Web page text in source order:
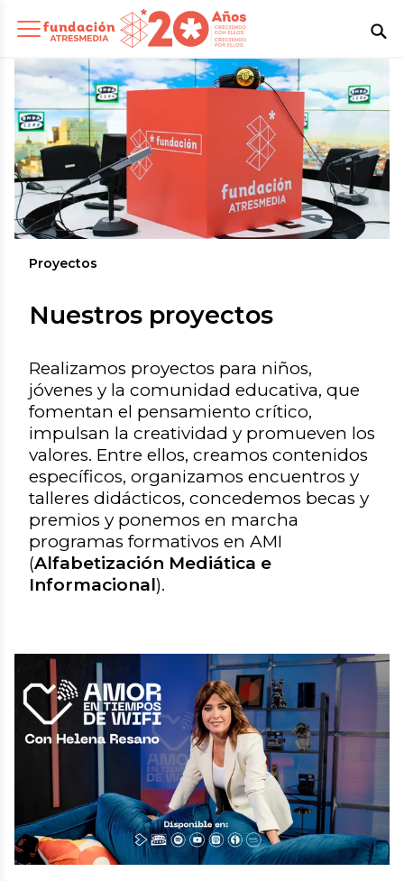
Proyectos
Nuestros proyectos
Realizamos proyectos para niños,
jóvenes y la comunidad educativa, que
fomentan el pensamiento crítico,
impulsan la creatividad y promueven los
valores. Entre ellos, creamos contenidos
específicos, organizamos encuentros y
talleres didácticos, concedemos becas y
premios y ponemos en marcha
programas formativos en AMI
(Alfabetización Mediática e
Informacional).